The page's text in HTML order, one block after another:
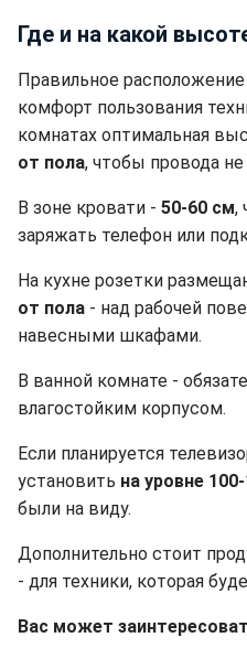
Где и на какой
Правильное
комфорт пользования
комнатах оптимальная
от пола, чтобы провода
В зоне кровати - 50-60 см,
заряжать телефон или
На кухне розетки
от пола - над рабочей
навесными шкафами.
В ванной комнате -
влагостойким корпусом.
Если планируется
установить на уровне
были на виду.
Дополнительно стоит
- для техники, которая
Вас может